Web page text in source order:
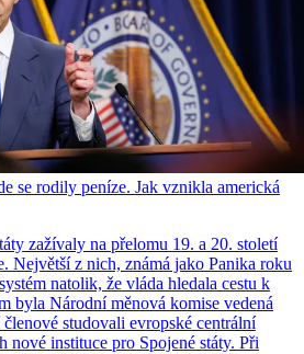
se rodily peníze. Jak vznikla americká
zažívaly na přelomu 19. a 20. století
Největší z nich, známá jako Panika roku
natolik, že vláda hledala cestu k
byla Národní měnová komise vedená
studovali evropské centrální
nové instituce pro Spojené státy. Při